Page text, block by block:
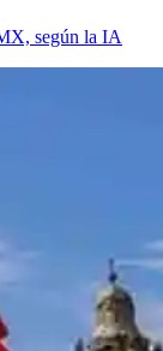
según la IA